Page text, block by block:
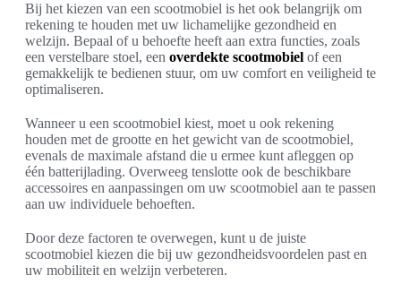
Bij het kiezen van een scootmobiel is het ook belangrijk om
rekening te houden met uw lichamelijke gezondheid en
welzijn. Bepaal of u behoefte heeft aan extra functies, zoals
een verstelbare stoel, een overdekte scootmobiel of een
gemakkelijk te bedienen stuur, om uw comfort en veiligheid te
optimaliseren.
Wanneer u een scootmobiel kiest, moet u ook rekening
houden met de grootte en het gewicht van de scootmobiel,
evenals de maximale afstand die u ermee kunt afleggen op
één batterijlading. Overweeg tenslotte ook de beschikbare
accessoires en aanpassingen om uw scootmobiel aan te passen
aan uw individuele behoeften.
Door deze factoren te overwegen, kunt u de juiste
scootmobiel kiezen die bij uw gezondheidsvoordelen past en
uw mobiliteit en welzijn verbeteren.